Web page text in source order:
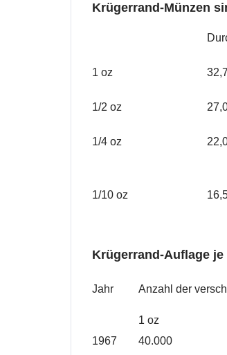
Krügerrand-Münzen
1 oz
1/2 oz
1/4 oz
1/10 oz
Krügerrand-Auflage
Jahr Anzahl der
1 oz
1967
40.000